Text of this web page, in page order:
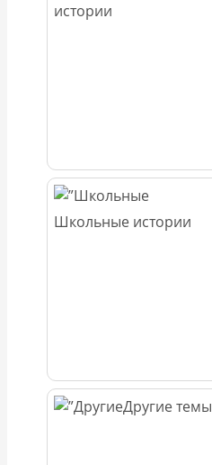
истории
Школьные истории
Другие темы